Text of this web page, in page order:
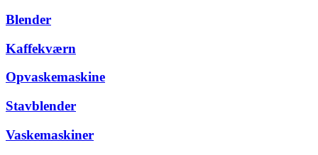
Blender
Kaffekværn
Opvaskemaskine
Stavblender
Vaskemaskiner